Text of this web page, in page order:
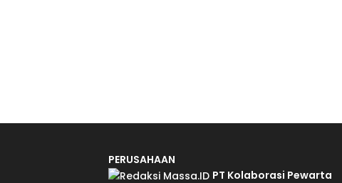
PERUSAHAAN
PT Kolaborasi Pewarta